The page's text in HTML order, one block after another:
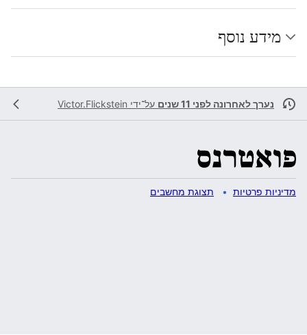
מידע נוסף
נערך לאחרונה לפני 11 שנים על־ידי Victor.Flickstein
מדיניות פרטיות תצוגת מחשבים